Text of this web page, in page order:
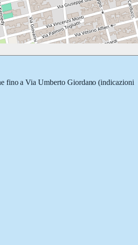
fino aVia Umberto Giordano (indicazioni